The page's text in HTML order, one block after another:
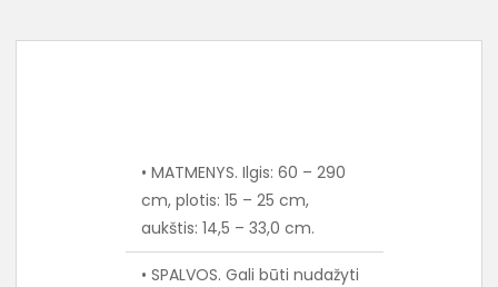
• MATMENYS. Ilgis: 60 – 290
cm, plotis: 15 – 25 cm,
aukštis: 14,5 – 33,0 cm.
• SPALVOS. Gali būti nudažyti